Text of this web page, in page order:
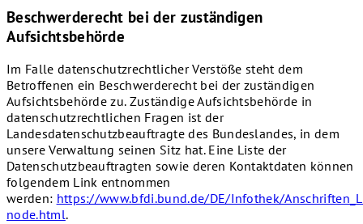
Beschwerderecht bei der zuständigen
Aufsichtsbehörde
Im Falle datenschutzrechtlicher Verstöße steht dem
Betroffenen ein Beschwerderecht bei der zuständigen
Aufsichtsbehörde zu. Zuständige Aufsichtsbehörde in
datenschutzrechtlichen Fragen ist der
Landesdatenschutzbeauftragte des Bundeslandes, in dem
unsere Verwaltung seinen Sitz hat. Eine Liste der
Datenschutzbeauftragten sowie deren Kontaktdaten können
folgendem Link entnommen
werden: https://www.bfdi.bund.de/DE/Infothek/
node.html.